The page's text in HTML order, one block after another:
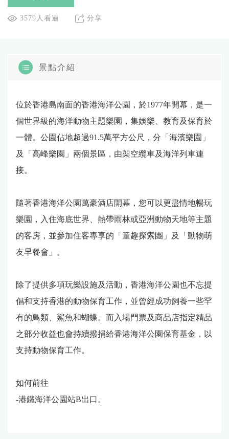
3579人看過 分享
景點介紹
位於香港島南面的香港海洋公園，於1977年開幕，是一
個世界級的海洋動物主題樂園，集娛樂、教育及保育於
一體。公園佔地超過91.5萬平方公尺，分「海濱樂園」
及「高峰樂園」兩個景區，由架空纜車及海洋列車連
接。
隨著香港海洋公園萬豪酒店開幕，您可以更盡情地暢玩
樂園，入住海底世界、熱帶雨林或亞洲動物天地等主題
的客房，並參加住客專享的「童趣探索團」及「動物萌
友早餐會」。
除了提供多項玩樂設施及活動，香港海洋公園也不忘提
倡和支持香港的動物保育工作，並曾經成功飼養一些罕
有的鳥類、鯊魚和蝴蝶。而入場門票及商品店指定精品
之部分收益也會持續撥捐給香港海洋公園保育基金，以
支持動物保育工作。
如何前往
-港鐵海洋公園站B出口。